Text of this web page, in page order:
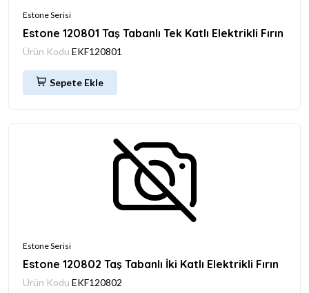
Estone Serisi
Estone 120801 Taş Tabanlı Tek Katlı Elektrikli Fırın
Ürün Kodu EKF120801
Sepete Ekle
Estone Serisi
Estone 120802 Taş Tabanlı İki Katlı Elektrikli Fırın
Ürün Kodu EKF120802